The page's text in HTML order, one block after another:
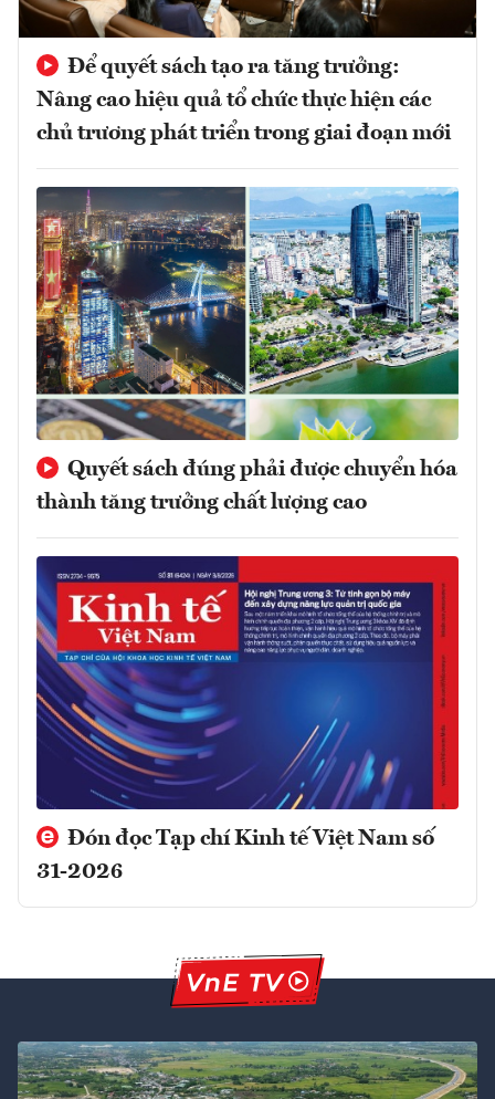
Để quyết sách tạo ra tăng trưởng:
Nâng cao hiệu quả tổ chức thực hiện các
chủ trương phát triển trong giai đoạn mới
Quyết sách đúng phải được chuyển hóa
thành tăng trưởng chất lượng cao
Đón đọc Tạp chí Kinh tế Việt Nam số
31-2026